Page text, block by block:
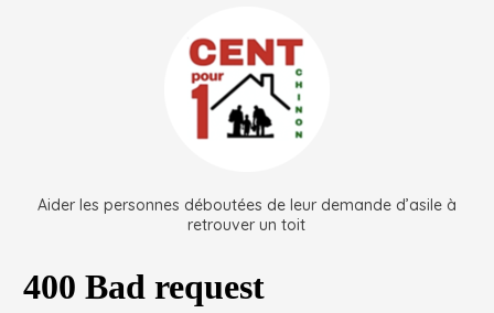
Aider les personnes déboutées de leur demande d’asile à
retrouver un toit